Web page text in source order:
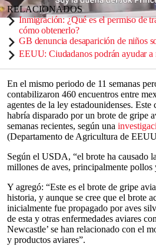
seconds
seconds
RELACIONADOS
Inmigración: ¿Qué es el permiso de
cómo obtenerlo?
GB denuncia desaparición de niños
EEUU: Ciudadanos podrán ayudar a
En el mismo periodo de 11 semanas
contabilizaron 460 encuentros entre
agentes de la ley estadounidenses.
habría disparado por un brote de gripe
semanas recientes, según una
(Departamento de Agricultura de
Según el USDA, “el brote ha causado
millones de aves, principalmente
Y agregó: “Este es el brote de gripe
historia, y aunque se cree que el brote
inicialmente fue propagado por aves
de esta y otras enfermedades aviares
Newcastle’ se han relacionado con el
y productos aviares”.